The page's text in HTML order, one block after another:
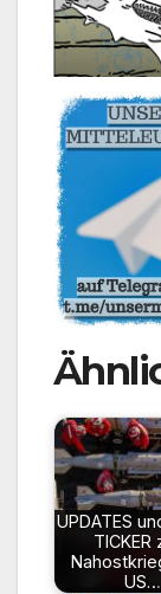
UPDATES
TICKER
US…